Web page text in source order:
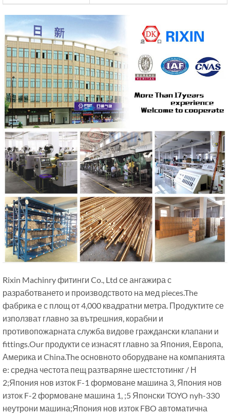
Rixin Machinry фитинги Co., Ltd се ангажира с
разработването и производството на мед pieces.The
фабрика е с площ от 4,000 квадратни метра. Продуктите се
използват главно за вътрешния, корабни и
противопожарната служба видове граждански клапани и
fittings.Our продукти се изнасят главно за Япония, Европа,
Америка и China.The основното оборудване на компанията
е: средна честота пещ разтваряне шестстотинкг / Н
2;Япония нов изток F-1 формоване машина 3, Япония нов
изток F-2 формоване машина 1, ;5 Японски TOYO nyh-330
неутрони машина;Япония нов изток FBO автоматична